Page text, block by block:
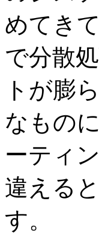
めてき
で分散
トが膨
なもの
ーティ
違える
す。